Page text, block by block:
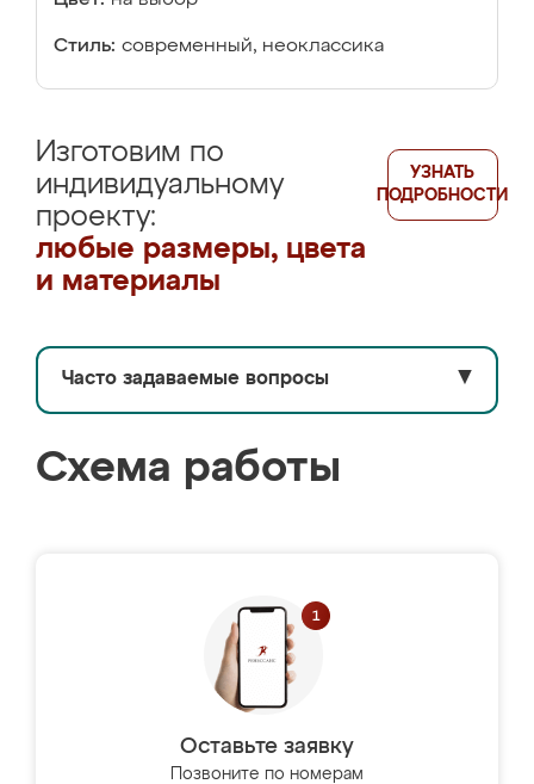
Стиль: современный, неоклассика
Изготовим по
индивидуальному
проекту:
любые размеры, цвета
и материалы
УЗНАТЬ
ПОДРОБНОСТИ
Часто задаваемые вопросы ▼
Схема работы
Оставьте заявку
Позвоните по номерам